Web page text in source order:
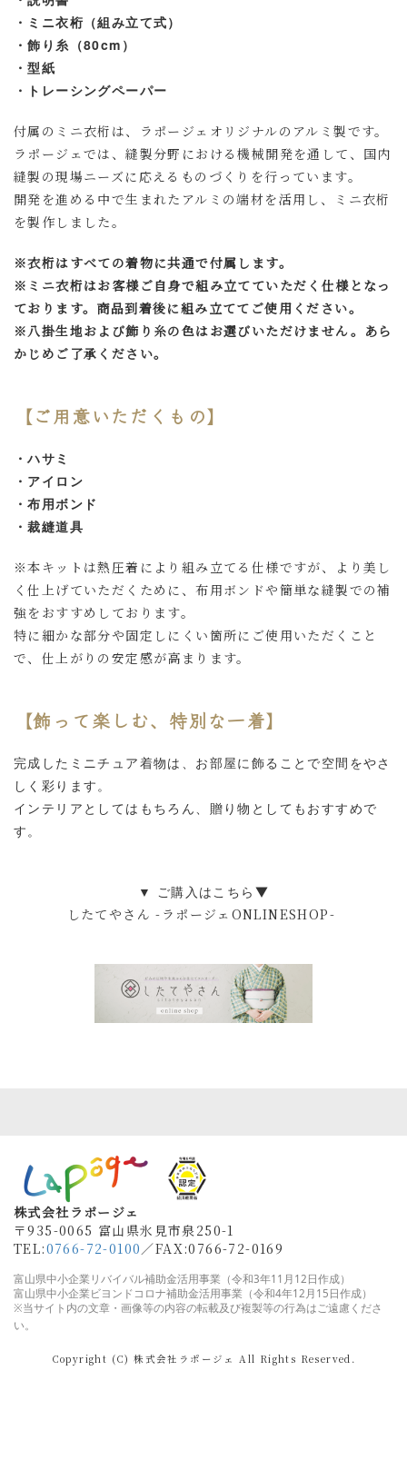
・ミニ衣桁（組み立て式）
・飾り糸（80cm）
・型紙
・ トレーシングペーパー
付属のミニ衣桁は、ラポージェオリジナルのアルミ製です。
ラポージェでは、縫製分野における機械開発を通して、国内
縫製の現場ニーズに応えるものづくりを行っています。
開発を進める中で生まれたアルミの端材を活用し、ミニ衣桁
を製作しました。
※衣桁はすべての着物に共通で付属します。
※ミニ衣桁はお客様ご自身で組み立てていただく仕様となっ
ております。商品到着後に組み立ててご使用ください。
※八掛生地および飾り糸の色はお選びいただけません。あら
かじめご了承ください。
【ご用意いただくもの】
・ハサミ
・アイロン
・布用ボンド
・裁縫道具
※本キットは熱圧着により組み立てる仕様ですが、より美し
く仕上げていただくために、布用ボンドや簡単な縫製での補
強をおすすめしております。
特に細かな部分や固定しにくい箇所にご使用いただくこと
で、仕上がりの安定感が高まります。
【飾って楽しむ、特別な一着】
完成したミニチュア着物は、 お部屋に飾ることで空間をやさ
しく彩ります。
インテリアとしてはもちろん、 贈り物としてもおすすめで
す。
▼ ご購入はこちら ▼
したてやさん -ラポージェONLINESHOP-
株式会社ラポージェ
〒935-0065 富山県氷見市泉250-1
TEL:0766-72-0100 ／FAX:0766-72-0169
富山県中小企業リバイバル補助金活用事業（令和3年11月12日作成）
富山県中小企業ビヨンドコロナ補助金活用事業（令和4年12月15日作成）
※当サイト内の文章・画像等の内容の転載及び複製等の行為はご遠慮くださ
い。
Copyright (C) 株式会社ラポージェ All Rights Reserved.